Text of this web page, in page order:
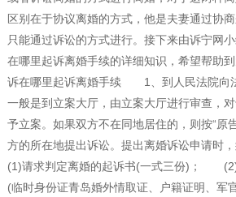
区别在于协议离婚的方式，他是夫妻通过协
只能通过诉讼的方式进行。接下来由诉宁网
在哪里起诉离婚手续的详细知识，希望帮
诉在哪里起诉离婚手续 1、到人民法院
一般是到立案大厅，由立案大厅进行审查，
予立案。如果双方不在同地居住的，则按“原
方的所在地提出诉讼。提出离婚诉讼申请
(1)请求判定离婚的起诉书(一式三份)；
(临时身份证青岛婚外情取证、户籍证明、军